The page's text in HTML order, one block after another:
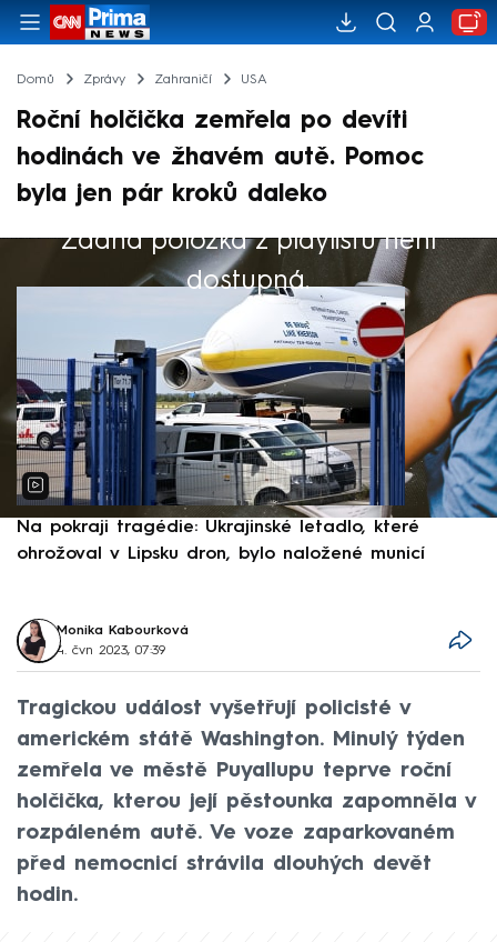
Domů Zprávy Zahraničí USA
Roční holčička zemřela po devíti
hodinách ve žhavém autě. Pomoc
byla jen pár kroků daleko
Žádná položka z playlistu není
dostupná.
Výběr redakce
Na pokraji tragédie: Ukrajinské letadlo, které
ohrožoval v Lipsku dron, bylo naložené municí
Monika Kabourková
4. čvn 2023, 07:39
Tragickou událost vyšetřují policisté v
americkém státě Washington. Minulý týden
zemřela ve městě Puyallupu teprve roční
holčička, kterou její pěstounka zapomněla v
rozpáleném autě. Ve voze zaparkovaném
před nemocnicí strávila dlouhých devět
hodin.